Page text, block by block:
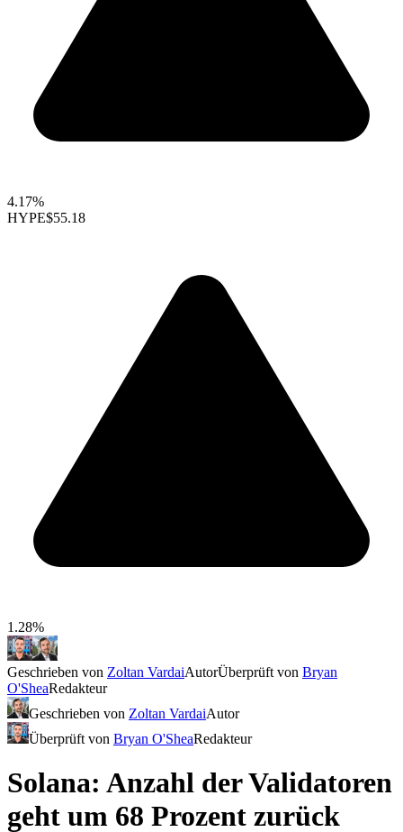
4.17%
HYPE$55.18
1.28%
Geschrieben von Zoltan VardaiAutorÜberprüft von Bryan
O'SheaRedakteur
Geschrieben von Zoltan VardaiAutor
Überprüft von Bryan O'SheaRedakteur
Solana: Anzahl der Validatoren
geht um 68 Prozent zurück